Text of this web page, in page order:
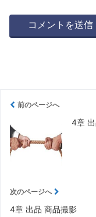
前のページへ
4章
次のページへ
4章 出品 商品撮影